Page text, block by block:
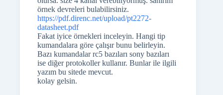
örnek devreleri bulabilirsiniz.
https://pdf.direnc.net/upload/pt2272-
datasheet.pdf
Fakat iyice örnekleri inceleyin. Hangi tip
kumandalara göre çalışır bunu belirleyin.
Bazı kumandalar rc5 bazıları sony bazıları
ise diğer protokoller kullanır. Bunlar ile ilgili
yazım bu sitede mevcut.
kolay gelsin.